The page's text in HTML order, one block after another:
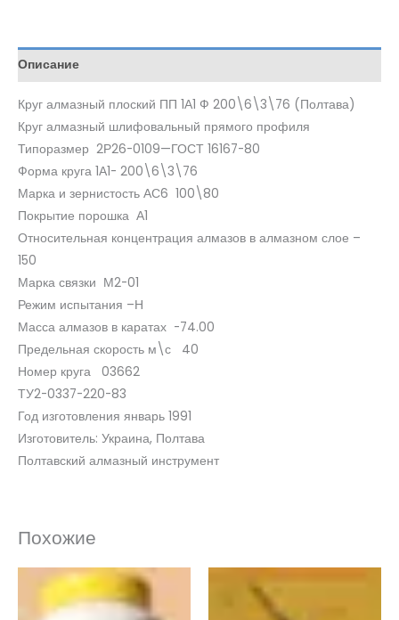
Описание
Круг алмазный плоский ПП 1А1 Ф 200\6\3\76 (Полтава)
Круг алмазный шлифовальный прямого профиля
Типоразмер 2Р26-0109—ГОСТ 16167-80
Форма круга 1А1- 200\6\3\76
Марка и зернистость АС6 100\80
Покрытие порошка А1
Относительная концентрация алмазов в алмазном слое –
150
Марка связки М2-01
Режим испытания –Н
Масса алмазов в каратах -74.00
Предельная скорость м\с 40
Номер круга 03662
ТУ2-0337-220-83
Год изготовления январь 1991
Изготовитель: Украина, Полтава
Полтавский алмазный инструмент
Похожие